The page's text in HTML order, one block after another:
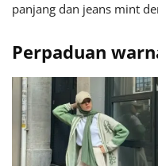
panjang dan jeans mint
Perpaduan